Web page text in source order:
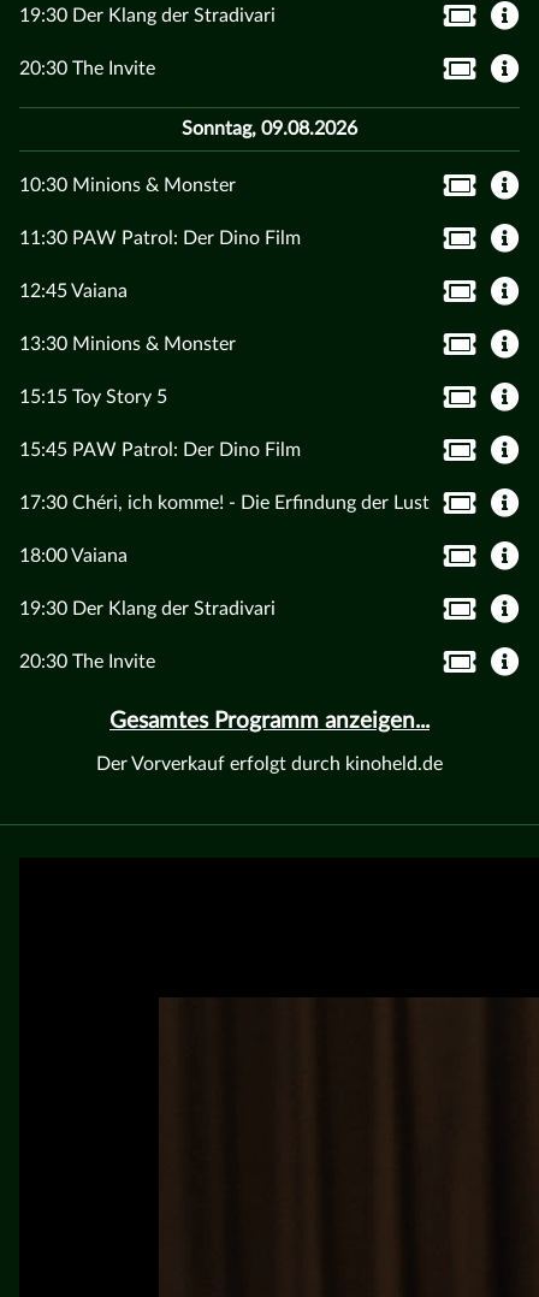
19:30 Der Klang der Stradivari
20:30 The Invite
Sonntag, 09.08.2026
10:30 Minions & Monster
11:30 PAW Patrol: Der Dino Film
12:45 Vaiana
13:30 Minions & Monster
15:15 Toy Story 5
15:45 PAW Patrol: Der Dino Film
17:30 Chéri, ich komme! - Die Erfindung der Lust
18:00 Vaiana
19:30 Der Klang der Stradivari
20:30 The Invite
Gesamtes Programm anzeigen...
Der Vorverkauf erfolgt durch kinoheld.de